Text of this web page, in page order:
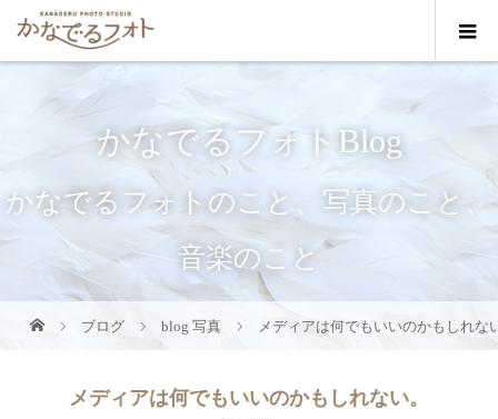
かなでるフォトBlog
かなでるフォトのこと、写真のこと、
音楽のこと
ブログ blog 写真 メディアは何でもいいのかもしれな
メディアは何でもいいのかもしれない。